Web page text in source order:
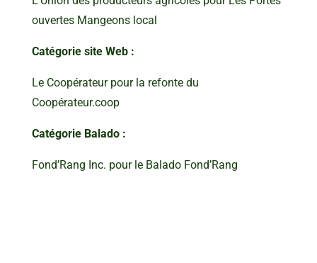
ouvertes Mangeons local
Catégorie site Web :
Le Coopérateur pour la refonte du
Coopérateur.coop
Catégorie Balado :
Fond’Rang Inc. pour le Balado Fond’Rang